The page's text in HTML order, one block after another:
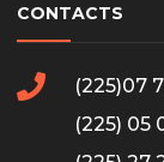
CONTACTS
(225)07
(225) 05